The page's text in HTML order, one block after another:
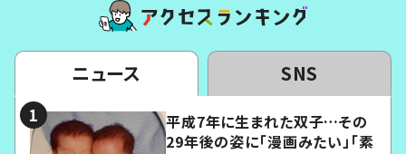
ニュース SNS
平成7年に生まれた双子…その
29年後の姿に「漫画みたい」「素